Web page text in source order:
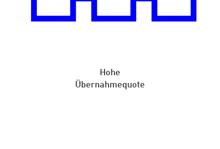
Hohe
Übernahmequote